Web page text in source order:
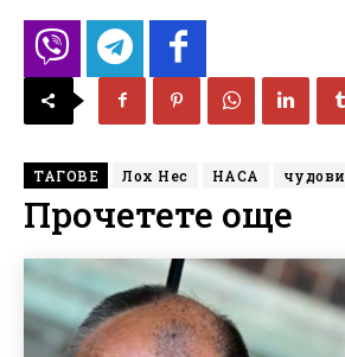
ТАГОВЕ Лох Нес НАСА
Прочетете още